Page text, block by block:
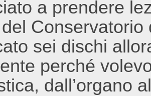
a prendere
sei dischi
perché
dall’organo